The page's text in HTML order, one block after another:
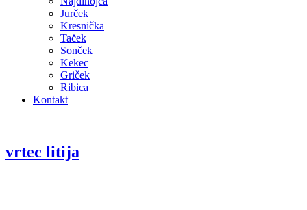
Jurček
Kresnička
Taček
Sonček
Kekec
Griček
Ribica
Kontakt
vrtec litija